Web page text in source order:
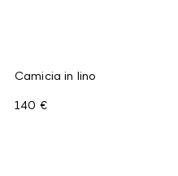
Camicia in lino
140 €